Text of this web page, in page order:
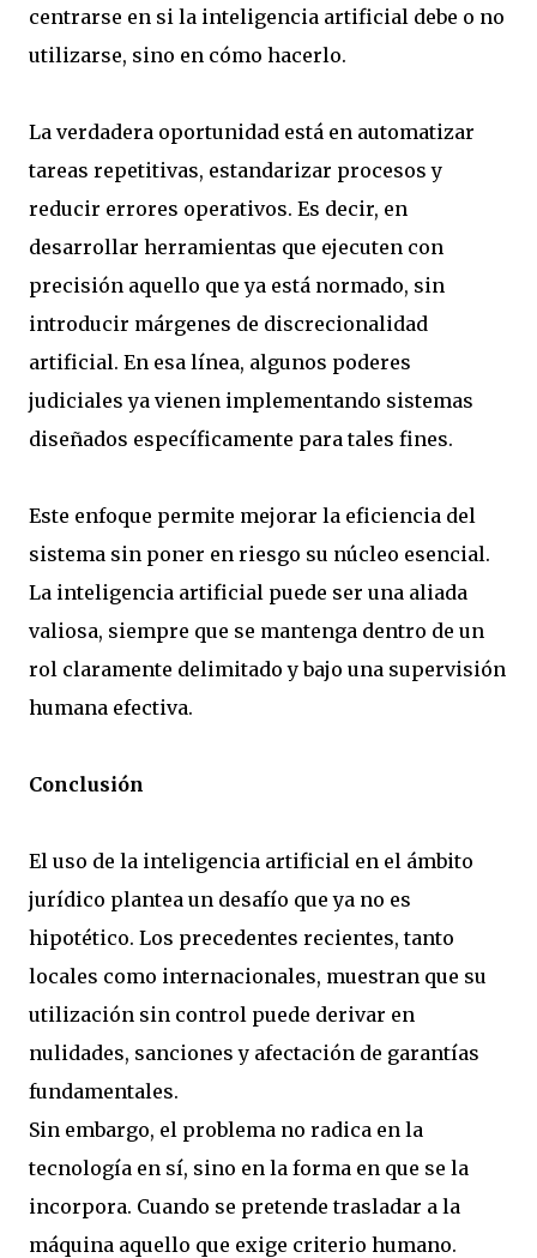
centrarse en si la inteligencia artificial debe o no
utilizarse, sino en cómo hacerlo.
La verdadera oportunidad está en automatizar
tareas repetitivas, estandarizar procesos y
reducir errores operativos. Es decir, en
desarrollar herramientas que ejecuten con
precisión aquello que ya está normado, sin
introducir márgenes de discrecionalidad
artificial. En esa línea, algunos poderes
judiciales ya vienen implementando sistemas
diseñados específicamente para tales fines.
Este enfoque permite mejorar la eficiencia del
sistema sin poner en riesgo su núcleo esencial.
La inteligencia artificial puede ser una aliada
valiosa, siempre que se mantenga dentro de un
rol claramente delimitado y bajo una supervisión
humana efectiva.
Conclusión
El uso de la inteligencia artificial en el ámbito
jurídico plantea un desafío que ya no es
hipotético. Los precedentes recientes, tanto
locales como internacionales, muestran que su
utilización sin control puede derivar en
nulidades, sanciones y afectación de garantías
fundamentales.
Sin embargo, el problema no radica en la
tecnología en sí, sino en la forma en que se la
incorpora. Cuando se pretende trasladar a la
máquina aquello que exige criterio humano.